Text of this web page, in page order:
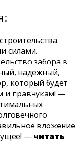
силами.
забора в
надежный,
который будет
и правнукам! —
вложение
— читать